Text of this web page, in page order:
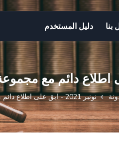
بنا دليل المستخدم
نونبر 2021 - ابق على اطلاع دائم مع مجموعة مرصد نساء من خلال صفحة الفايس بوك